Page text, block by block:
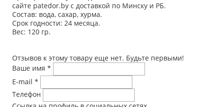
сайте patedor.by с доставкой по Минску и РБ.
Состав: вода, сахар, хурма.
Срок годности: 24 месяца.
Вес: 120 гр.
Отзывов к этому товару еще нет. Будьте первыми!
Ваше имя *
E-mail *
Телефон